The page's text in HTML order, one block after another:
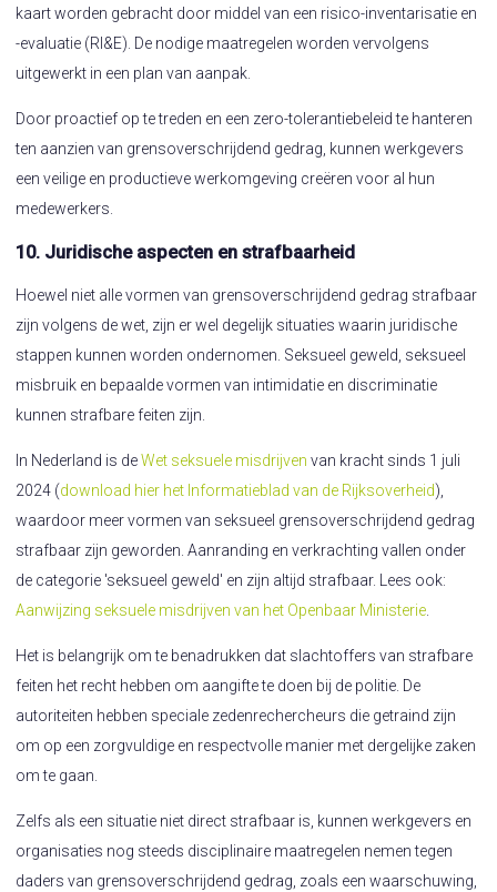
kaart worden gebracht door middel van een risico-inventarisatie en
-evaluatie (RI&E). De nodige maatregelen worden vervolgens
uitgewerkt in een plan van aanpak.
Door proactief op te treden en een zero-tolerantiebeleid te hanteren
ten aanzien van grensoverschrijdend gedrag, kunnen werkgevers
een veilige en productieve werkomgeving creëren voor al hun
medewerkers.
10. Juridische aspecten en strafbaarheid
Hoewel niet alle vormen van grensoverschrijdend gedrag strafbaar
zijn volgens de wet, zijn er wel degelijk situaties waarin juridische
stappen kunnen worden ondernomen. Seksueel geweld, seksueel
misbruik en bepaalde vormen van intimidatie en discriminatie
kunnen strafbare feiten zijn.
In Nederland is deWet seksuele misdrijven van kracht sinds 1 juli
2024 (download hier het Informatieblad van de Rijksoverheid),
waardoor meer vormen van seksueel grensoverschrijdend gedrag
strafbaar zijn geworden. Aanranding en verkrachting vallen onder
de categorie 'seksueel geweld' en zijn altijd strafbaar. Lees ook:
Aanwijzing seksuele misdrijven van het Openbaar Ministerie.
Het is belangrijk om te benadrukken dat slachtoffers van strafbare
feiten het recht hebben om aangifte te doen bij de politie. De
autoriteiten hebben speciale zedenrechercheurs die getraind zijn
om op een zorgvuldige en respectvolle manier met dergelijke zaken
om te gaan.
Zelfs als een situatie niet direct strafbaar is, kunnen werkgevers en
organisaties nog steeds disciplinaire maatregelen nemen tegen
daders van grensoverschrijdend gedrag, zoals een waarschuwing,